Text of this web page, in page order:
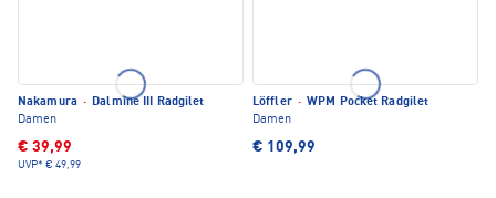
Nakamura · Dalmine III Radgilet
Damen
€ 39,99
UVP* € 49,99
Löffler · WPM Pocket Radgilet
Damen
€ 109,99